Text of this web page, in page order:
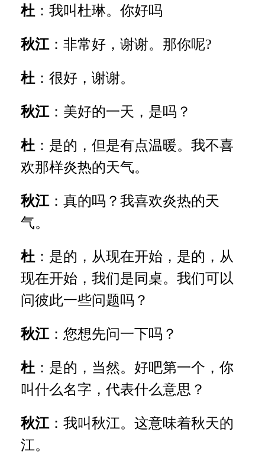
杜 ：我叫杜琳。你好吗
秋江：非常好，谢谢。那你呢?
杜 ：很好，谢谢。
秋江：美好的一天，是吗？
杜 ：是的，但是有点温暖。我不喜
欢那样炎热的天气。
秋江：真的吗？我喜欢炎热的天
气。
杜 ：是的，从现在开始，是的，从
现在开始，我们是同桌。我们可以
问彼此一些问题吗？
秋江：您想先问一下吗？
杜 ：是的，当然。好吧第一个，你
叫什么名字，代表什么意思？
秋江：我叫秋江。这意味着秋天的
江。